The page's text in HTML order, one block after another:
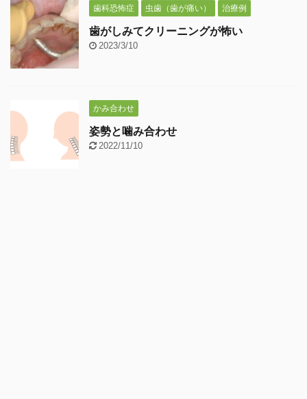
歯科恐怖症 虫歯（歯が痛い） 治療例
歯がしみてクリーニングが怖い
2023/3/10
かみ合わせ
姿勢と噛み合わせ
2022/11/10